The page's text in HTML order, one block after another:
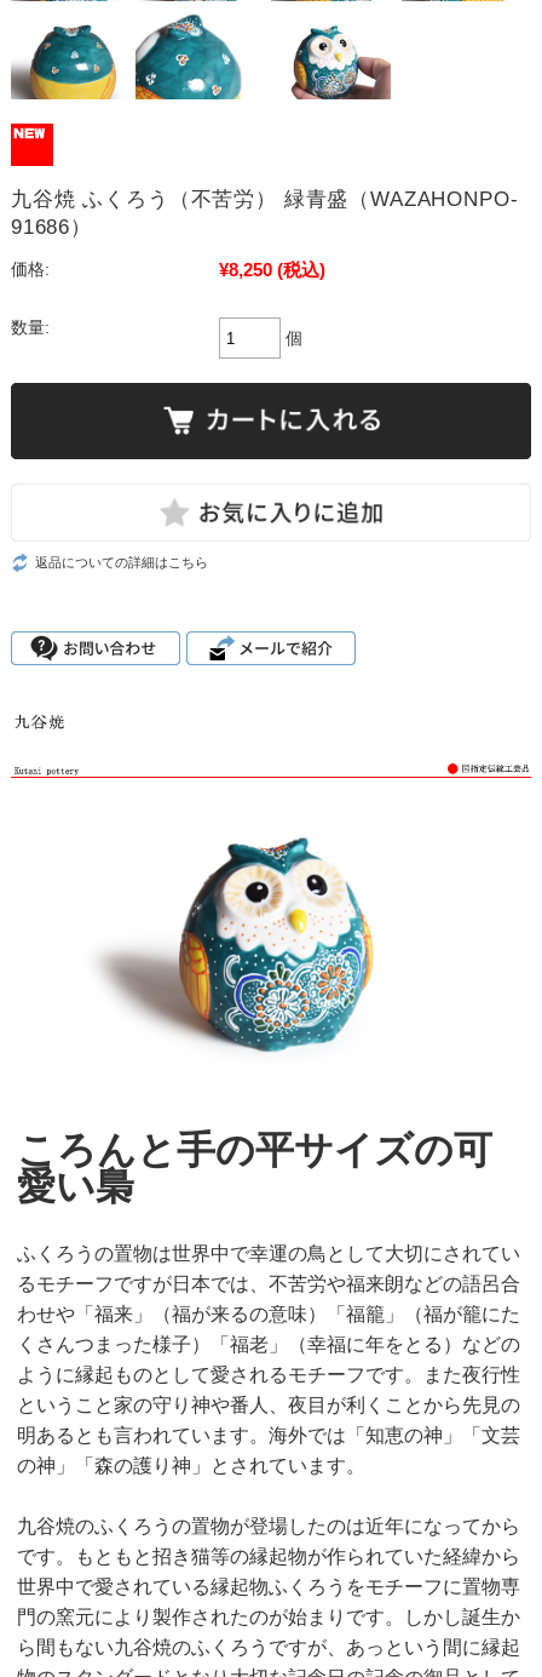
九谷焼 ふくろう（不苦労） 緑青盛（WAZAHONPO-
91686）
価格: ¥8,250 (税込)
数量:
個
返品についての詳細はこちら
ころんと手の平サイズの可
愛い梟
ふくろうの置物は世界中で幸運の鳥として大切にされてい
るモチーフですが日本では、不苦労や福来朗などの語呂合
わせや「福来」（福が来るの意味）「福籠」（福が籠にた
くさんつまった様子）「福老」（幸福に年をとる）などの
ように縁起ものとして愛されるモチーフです。また夜行性
ということ家の守り神や番人、夜目が利くことから先見の
明あるとも言われています。海外では「知恵の神」「文芸
の神」「森の護り神」とされています。
九谷焼のふくろうの置物が登場したのは近年になってから
です。もともと招き猫等の縁起物が作られていた経緯から
世界中で愛されている縁起物ふくろうをモチーフに置物専
門の窯元により製作されたのが始まりです。しかし誕生か
ら間もない九谷焼のふくろうですが、あっという間に縁起